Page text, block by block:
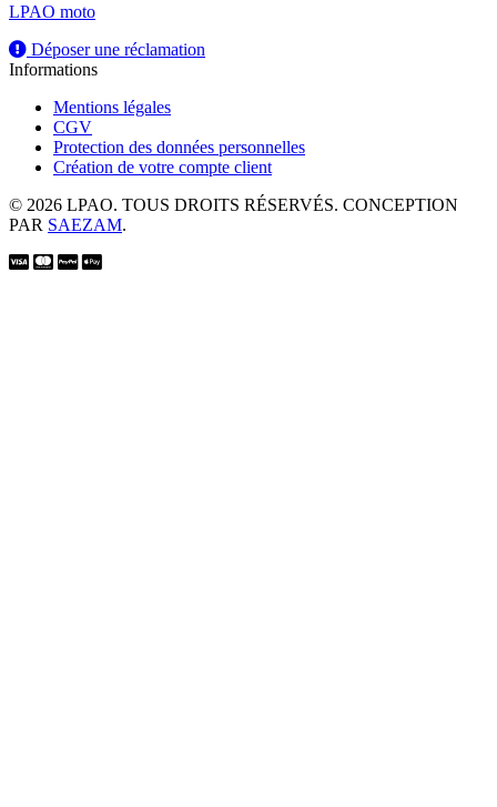
LPAO moto
Déposer une réclamation
Informations
Mentions légales
CGV
Protection des données personnelles
Création de votre compte client
© 2026 LPAO. TOUS DROITS RÉSERVÉS. CONCEPTION
PAR SAEZAM.